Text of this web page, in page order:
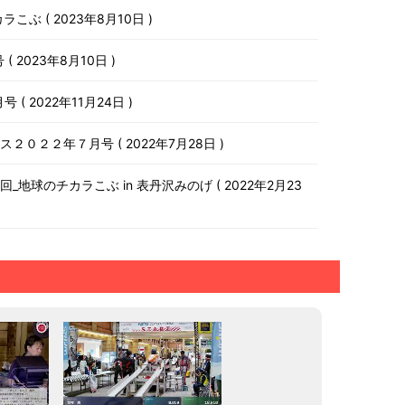
こぶ 2023年8月10日
2023年8月10日
号 2022年11月24日
２０２２年７月号 2022年7月28日
_地球のチカラこぶ in 表丹沢みのげ 2022年2月23